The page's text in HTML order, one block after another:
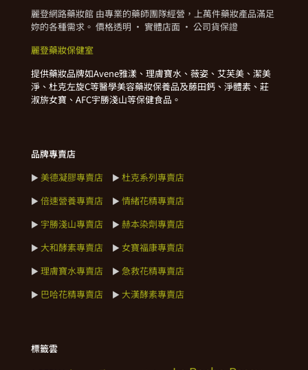
麗登網路藥妝館 由專業的藥師團隊經營，上萬件藥妝產品滿足
妳的各種需求。 價格透明 · 實體店面 · 公司貨保證
麗登藥妝保健室
提供藥妝品牌如Avene雅漾、理膚寶水、薇姿、艾芙美、潔美
淨、杜克左旋C等醫學美容藥妝保養品及藤田鈣、淨體素、莊
淑旂女寶、AFC宇勝淺山等保健食品。
品牌專賣店
► 美德凝膠專賣店 ► 杜克系列專賣店
► 倍速營養專賣店 ► 情緒花精專賣店
► 宇勝淺山專賣店 ► 赫本染劑專賣店
► 大和酵素專賣店 ► 女寶福康專賣店
► 理膚寶水專賣店 ► 急救花精專賣店
► 巴哈花精專賣店 ► 大漢酵素專賣店
標籤雲